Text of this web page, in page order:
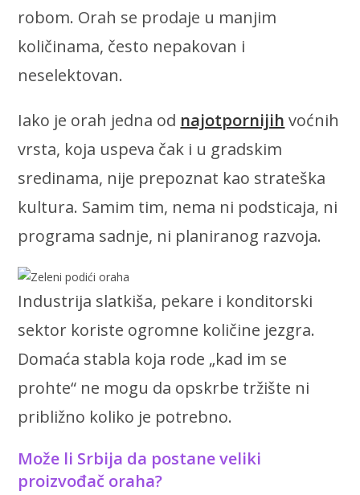
robom. Orah se prodaje u manjim
količinama, često nepakovan i
neselektovan.
Iako je orah jedna od najotpornijih voćnih
vrsta, koja uspeva čak i u gradskim
sredinama, nije prepoznat kao strateška
kultura. Samim tim, nema ni podsticaja, ni
programa sadnje, ni planiranog razvoja.
Industrija slatkiša, pekare i konditorski
sektor koriste ogromne količine jezgra.
Domaća stabla koja rode „kad im se
prohte“ ne mogu da opskrbe tržište ni
približno koliko je potrebno.
Može li Srbija da postane veliki
proizvođač oraha?